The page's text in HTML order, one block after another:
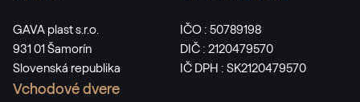
GAVA plast s.r.o.
931 01 Šamorín
Slovenská republika
IČO : 50789198
DIČ : 2120479570
IČ DPH : SK2120479570
Vchodové dvere